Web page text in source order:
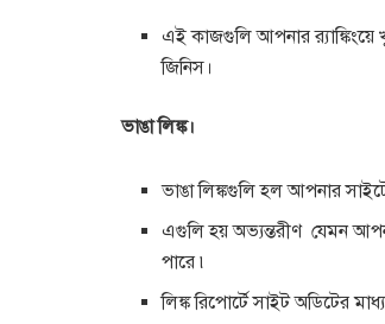
এই কাজগুলি আপনার র‍্যাঙ্কিংয়ে
জিনিস।
ভাঙা লিঙ্ক।
ভাঙা লিঙ্কগুলি হল আপনার
এগুলি হয় অভ্যন্তরীণ যেমন
পারে ৷
লিঙ্ক রিপোর্টে সাইট অডিটের